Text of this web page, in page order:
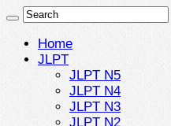
Home
JLPT
JLPT N5
JLPT N4
JLPT N3
JLPT N2